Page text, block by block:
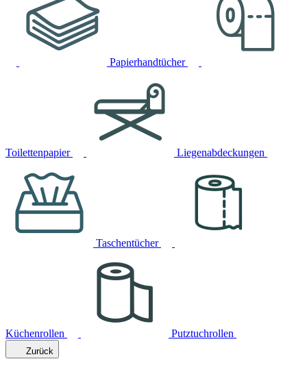
Papierhandtücher
Toilettenpapier Liegenabdeckungen
Taschentücher
Küchenrollen Putztuchrollen
Zurück